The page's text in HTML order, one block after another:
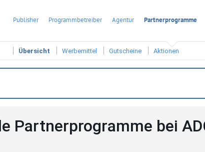
Publisher Programmbetreiber Agentur Partnerprogramme
Übersicht Werbemittel Gutscheine Aktionen
Partnerprogramme bei